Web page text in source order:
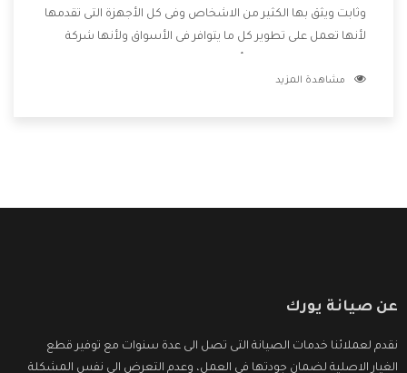
وثابت ويثق بها الكثير من الاشخاص وفى كل الأجهزة التى تقدمها
لأنها تعمل على تطوير كل ما يتوافر فى الأسواق ولأنها شركة
وتقدم للعملاء أقوى العروض والخصومات التى تسهل على
مشاهدة المزيد
عن صيانة يورك
نقدم لعملائنا خدمات الصيانة التى تصل الى عدة سنوات مع توفير قطع
الغيار الاصلية لضمان جودتها فى العمل، وعدم التعرض الى نفس المشكلة